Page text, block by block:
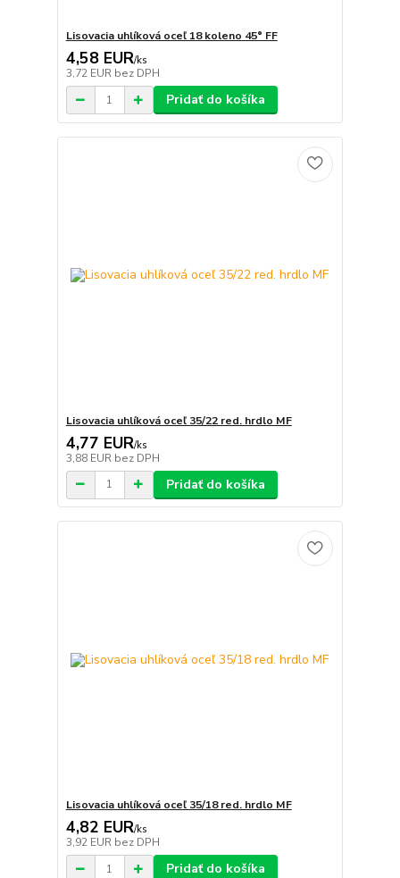
Lisovacia uhlíková oceľ 18 koleno 45° FF
4,58 EUR/ks
3,72 EUR bez DPH
Pridať do košíka
Lisovacia uhlíková oceľ 35/22 red. hrdlo MF
4,77 EUR/ks
3,88 EUR bez DPH
Pridať do košíka
Lisovacia uhlíková oceľ 35/18 red. hrdlo MF
4,82 EUR/ks
3,92 EUR bez DPH
Pridať do košíka